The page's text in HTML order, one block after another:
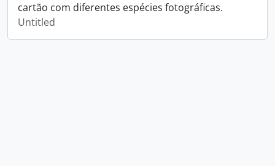
cartão com diferentes espécies fotográficas.
Untitled